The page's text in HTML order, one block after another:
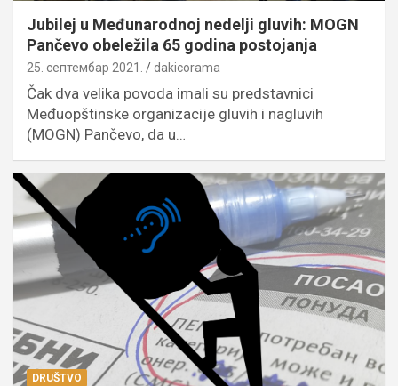
Jubilej u Međunarodnoj nedelji gluvih: MOGN
Pančevo obeležila 65 godina postojanja
25. септембар 2021. dakicorama
Čak dva velika povoda imali su predstavnici
Međuopštinske organizacije gluvih i nagluvih
(MOGN) Pančevo, da u…
DRUŠTVO